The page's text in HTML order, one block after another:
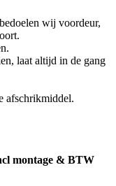
wij voordeur,
laat altijd in de gang
afschrikmiddel.
montage & BTW